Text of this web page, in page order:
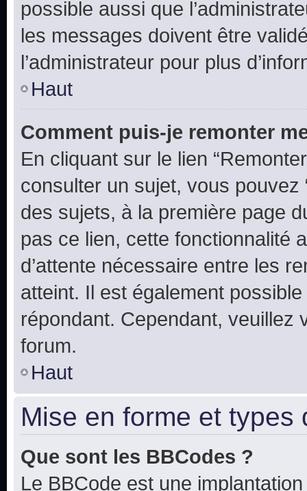
possible aussi que
les messages doivent être
l’administrateur pour plus
Haut
Comment puis-je remonter
En cliquant sur le lien
consulter un sujet, vous pouvez
des sujets, à la première page
pas ce lien, cette fonctionnalité
d’attente nécessaire entre les
atteint. Il est également
répondant. Cependant,
forum.
Haut
Mise en forme et types
Que sont les BBCodes ?
Le BBCode est une